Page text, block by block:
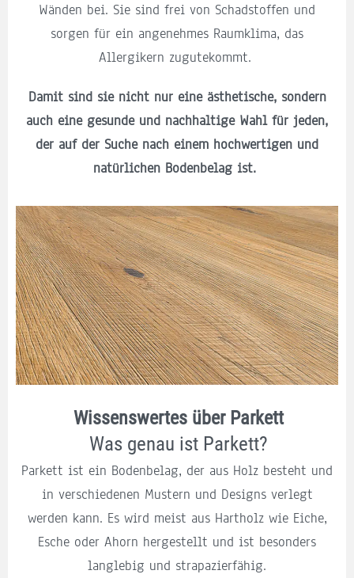
Wänden bei. Sie sind frei von Schadstoffen und
sorgen für ein angenehmes Raumklima, das
Allergikern zugutekommt.
Damit sind sie nicht nur eine ästhetische, sondern
auch eine gesunde und nachhaltige Wahl für jeden,
der auf der Suche nach einem hochwertigen und
natürlichen Bodenbelag ist.
Wissenswertes über Parkett
Was genau ist Parkett?
Parkett ist ein Bodenbelag, der aus Holz besteht und
in verschiedenen Mustern und Designs verlegt
werden kann. Es wird meist aus Hartholz wie Eiche,
Esche oder Ahorn hergestellt und ist besonders
langlebig und strapazierfähig.